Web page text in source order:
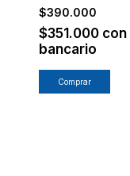
$390.000
$351.000 con
bancario